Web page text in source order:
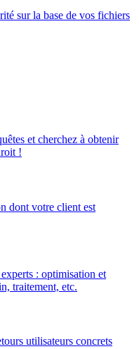
sur la base de vos fichiers
et cherchez à obtenir
!
dont votre client est
: optimisation et
traitement, etc.
utilisateurs concrets